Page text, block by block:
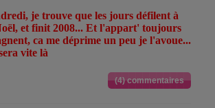
je trouve que les jours défilent à
et finit 2008... Et l'appart' toujours
ca me déprime un peu je l'avoue...
vite là
(4) commentaires